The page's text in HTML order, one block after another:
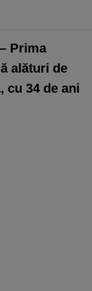
Prima
alături de
cu 34 de ani